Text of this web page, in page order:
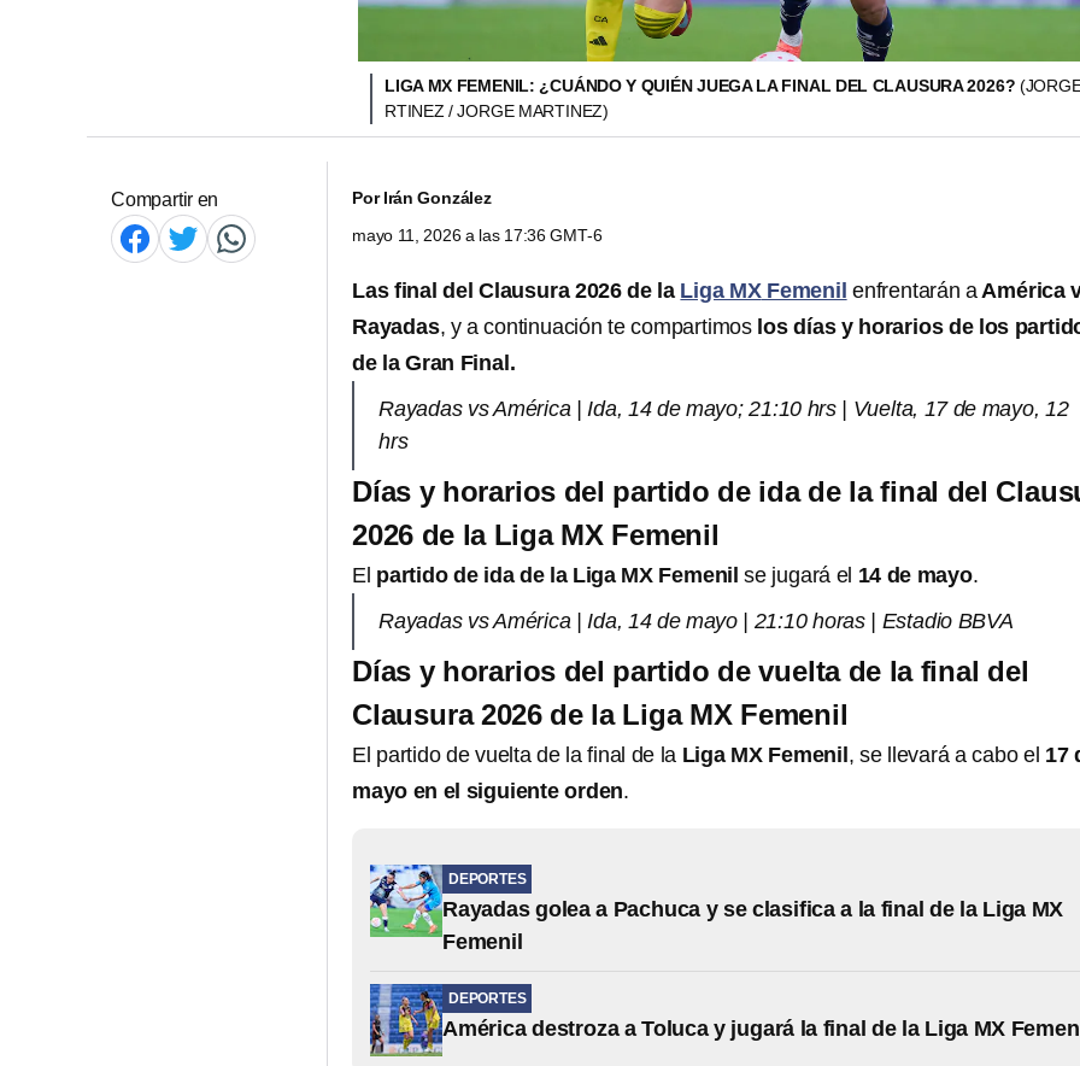
LIGA MX FEMENIL: ¿CUÁNDO Y QUIÉN JUEGA LA FINAL DEL CLAUSURA 2026?
RTINEZ / JORGE MARTINEZ)
Compartir en PorIrán González
mayo 11, 2026 a las 17:36 GMT-6
Las final del Clausura 2026 de la Liga MX Femenil enfrentarán aAmérica
Rayadas, y a continuación te compartimos los días y horarios de los
de la Gran Final.
Rayadas vs América | Ida, 14 de mayo; 21:10 hrs | Vuelta, 17 de mayo, 12
hrs
Días y horarios del partido de ida de la final del
2026 de la Liga MX Femenil
El partido de ida de la Liga MX Femenil se jugará el 14 de mayo.
Rayadas vs América | Ida, 14 de mayo | 21:10 horas | Estadio BBVA
Días y horarios del partido de vuelta de la final del
Clausura 2026 de la Liga MX Femenil
El partido de vuelta de la final de la Liga MX Femenil , se llevará a cabo el 17
mayo en el siguiente orden.
DEPORTES
Rayadas golea a Pachuca y se clasifica a la final de la Liga MX
Femenil
DEPORTES
América destroza a Toluca y jugará la final de la Liga MX